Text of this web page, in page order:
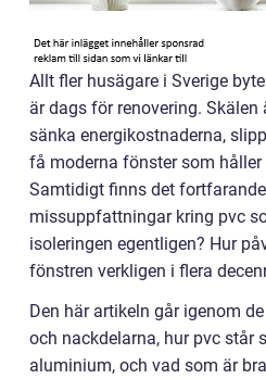
Allt fler husägare i Sverige
är dags för renovering.
sänka energikostnaderna,
få moderna fönster som håller
Samtidigt finns det
missuppfattningar kring pvc
isoleringen egentligen? Hur
fönstren verkligen i flera
Den här artikeln går igenom
och nackdelarna, hur pvc står
aluminium, och vad som är